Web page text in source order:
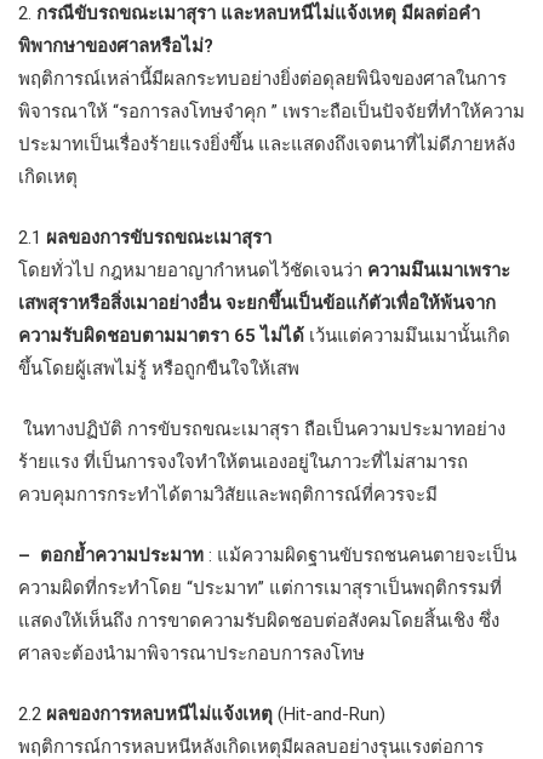
2. กรณีขับรถขณะเมาสุรา และหลบหนีไม่แจ้งเหตุ มีผลต่อคำ
พิพากษาของศาลหรือไม่?
พฤติการณ์เหล่านี้มีผลกระทบอย่างยิ่งต่อดุลยพินิจของศาลในการ
พิจารณาให้ “รอการลงโทษจำคุก ” เพราะถือเป็นปัจจัยที่ทำให้ความ
ประมาทเป็นเรื่องร้ายแรงยิ่งขึ้น และแสดงถึงเจตนาที่ไม่ดีภายหลัง
เกิดเหตุ
2.1 ผลของการขับรถขณะเมาสุรา
โดยทั่วไป กฎหมายอาญากำหนดไว้ชัดเจนว่า ความมึนเมาเพราะ
เสพสุราหรือสิ่งเมาอย่างอื่น จะยกขึ้นเป็นข้อแก้ตัวเพื่อให้พ้นจาก
ความรับผิดชอบตามมาตรา 65 ไม่ได้ เว้นแต่ความมึนเมานั้นเกิด
ขึ้นโดยผู้เสพไม่รู้ หรือถูกขืนใจให้เสพ
ในทางปฏิบัติ การขับรถขณะเมาสุรา ถือเป็นความประมาทอย่าง
ร้ายแรง ที่เป็นการจงใจทำให้ตนเองอยู่ในภาวะที่ไม่สามารถ
ควบคุมการกระทำได้ตามวิสัยและพฤติการณ์ที่ควรจะมี
– ตอกย้ำความประมาท : แม้ความผิดฐานขับรถชนคนตายจะเป็น
ความผิดที่กระทำโดย “ประมาท” แต่การเมาสุราเป็นพฤติกรรมที่
แสดงให้เห็นถึง การขาดความรับผิดชอบต่อสังคมโดยสิ้นเชิง ซึ่ง
ศาลจะต้องนำมาพิจารณาประกอบการลงโทษ
2.2 ผลของการหลบหนีไม่แจ้งเหตุ (Hit-and-Run)
พฤติการณ์การหลบหนีหลังเกิดเหตุมีผลลบอย่างรุนแรงต่อการ